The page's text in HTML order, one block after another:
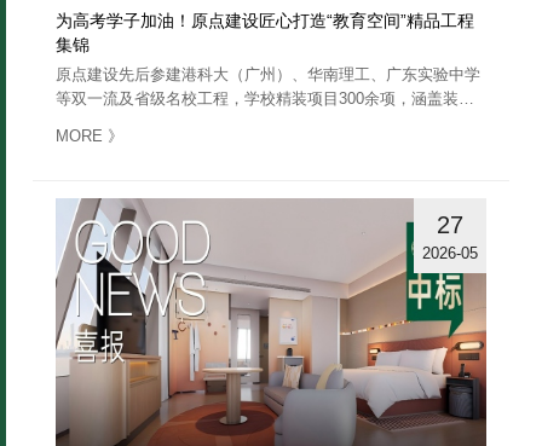
为高考学子加油！原点建设匠心打造“教育空间”精品工程
集锦
原点建设先后参建港科大（广州）、华南理工、广东实验中学
等双一流及省级名校工程，学校精装项目300余项，涵盖装
斩获国优、省优、市优奖……
MORE 》
27
2026-05